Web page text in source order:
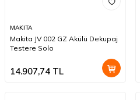
MAKITA
Makita JV 002 GZ Akülü Dekupaj
Testere Solo
14.907,74 TL